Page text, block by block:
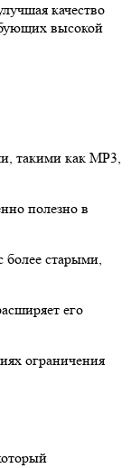
качество
высокой
такими как MP3,
полезно в
более старыми,
его
ограничения